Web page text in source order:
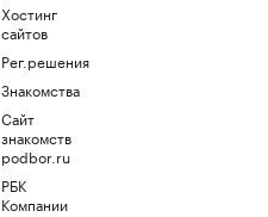
Хостинг
сайтов
Рег.решения
Знакомства
Сайт
знакомств
podbor.ru
РБК
Компании